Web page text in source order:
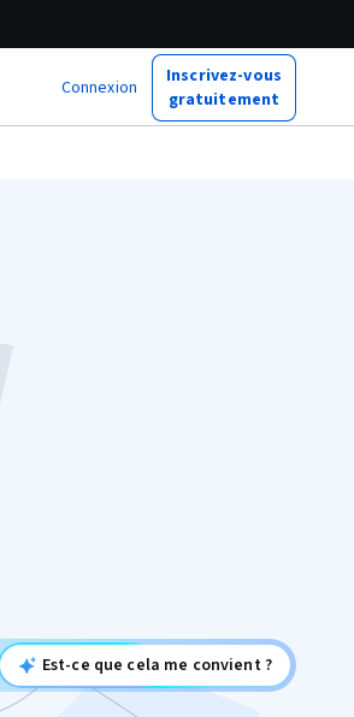
Connexion
Inscrivez-vous
gratuitement
Est-ce que cela me convient ?